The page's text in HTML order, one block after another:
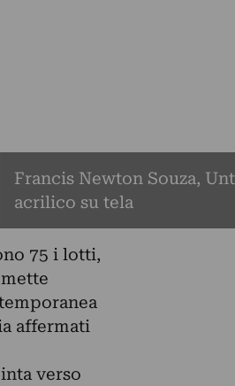
Francis Newton Souza,
acrilico su tela
75 i lotti,
affermati
verso